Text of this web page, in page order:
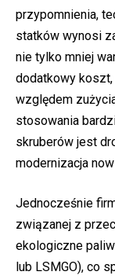
przypomnienia,
statków wynosi
nie tylko mniej
dodatkowy
względem
stosowania
skruberów jest
modernizacja
Jednocześnie
związanej z
ekologiczne
lub LSMGO), co